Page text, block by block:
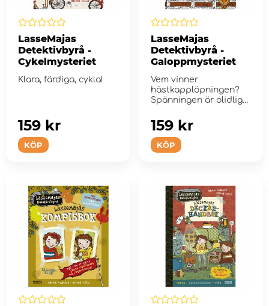
LasseMajas
Detektivbyrå -
Cykelmysteriet
Klara, färdiga, cykla!
KÖP
159 kr
LasseMajas
Detektivbyrå -
Galoppmysteriet
Vem vinner
hästkapplöpningen?
Spänningen är olidlig
KÖP
159 kr